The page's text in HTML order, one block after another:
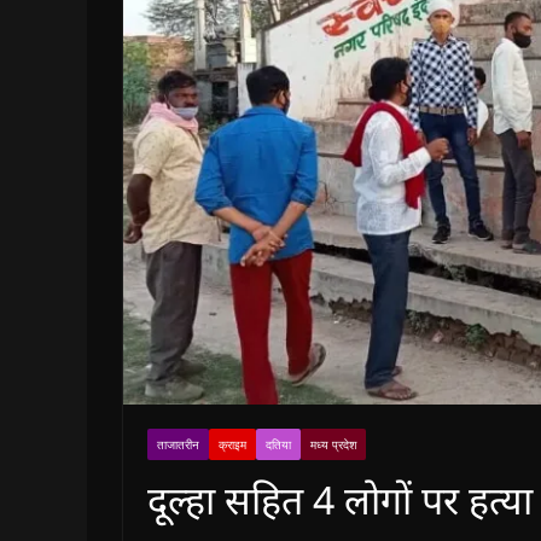
ताजातरीन क्राइम दतिया मध्य प्रदेश
दूल्हा सहित 4 लोगों पर